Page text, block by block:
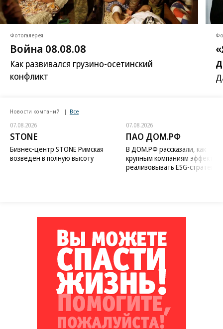
Фотогалерея
Война 08.08.08
Как развивался грузино-осетинский
конфликт
Новости компаний Все
07.08.2026
STONE
Бизнес-центр STONE Римская
возведен в полную высоту
07.08.2026
ПАО ДОМ.РФ
В ДОМ.РФ рассказали, как
крупным компаниям
реализовывать ESG-стратегию